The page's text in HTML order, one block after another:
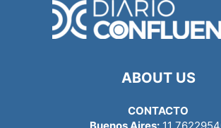
ABOUT US
CONTACTO